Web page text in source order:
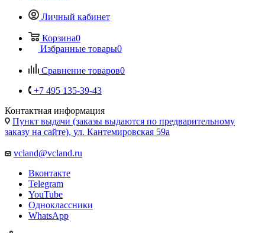
Личный кабинет
Корзина0
Избранные товары0
Сравнение товаров0
+7 495 135-39-43
Контактная информация
Пункт выдачи (заказы выдаются по предварительному
заказу на сайте), ул. Кантемировская 59а
vcland@vcland.ru
Вконтакте
Telegram
YouTube
Одноклассники
WhatsApp